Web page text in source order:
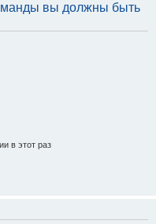
с
вы должны быть
в этот раз